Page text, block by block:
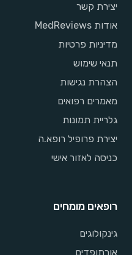
יצירת קשר
אודות MedReviews
מדיניות פרטיות
תנאי שימוש
הצהרת נגישות
מאמרים רפואים
גלריית תמונות
יצירת פרופיל רופא.ה
כניסה לאזור אישי
רופאים מומחים
גינקולוגים
אורתופדים